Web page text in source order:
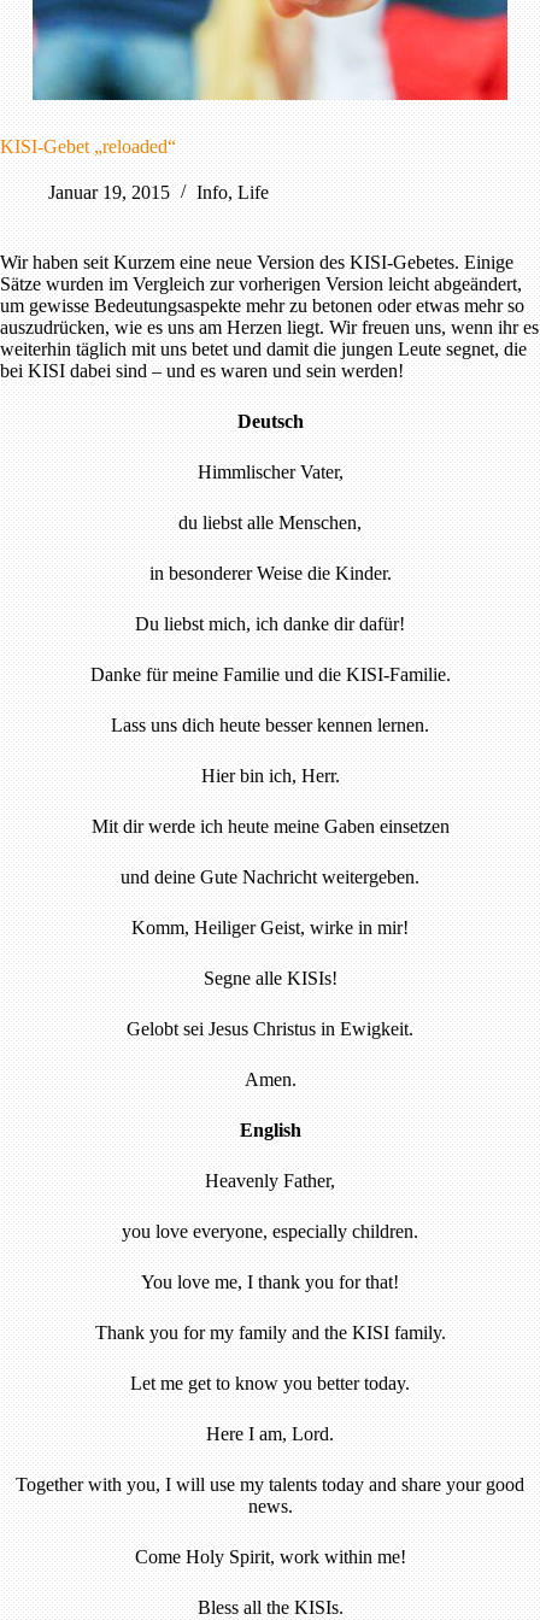
KISI-Gebet „reloaded“
Januar 19, 2015 Info,Life
Wir haben seit Kurzem eine neue Version des KISI-Gebetes. Einige
Sätze wurden im Vergleich zur vorherigen Version leicht abgeändert,
um gewisse Bedeutungsaspekte mehr zu betonen oder etwas mehr so
auszudrücken, wie es uns am Herzen liegt. Wir freuen uns, wenn ihr es
weiterhin täglich mit uns betet und damit die jungen Leute segnet, die
bei KISI dabei sind – und es waren und sein werden!
Deutsch
Himmlischer Vater,
du liebst alle Menschen,
in besonderer Weise die Kinder.
Du liebst mich, ich danke dir dafür!
Danke für meine Familie und die KISI-Familie.
Lass uns dich heute besser kennen lernen.
Hier bin ich, Herr.
Mit dir werde ich heute meine Gaben einsetzen
und deine Gute Nachricht weitergeben.
Komm, Heiliger Geist, wirke in mir!
Segne alle KISIs!
Gelobt sei Jesus Christus in Ewigkeit.
Amen.
English
Heavenly Father,
you love everyone, especially children.
You love me, I thank you for that!
Thank you for my family and the KISI family.
Let me get to know you better today.
Here I am, Lord.
Together with you, I will use my talents today and share your good
news.
Come Holy Spirit, work within me!
Bless all the KISIs.